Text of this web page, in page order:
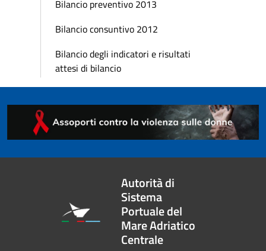
Bilancio preventivo 2013
Bilancio consuntivo 2012
Bilancio degli indicatori e risultati
attesi di bilancio
Autorità di
Sistema
Portuale del
Mare Adriatico
Centrale